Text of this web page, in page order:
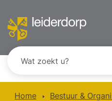
Home Bestuur &